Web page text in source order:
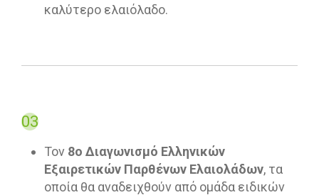
καλύτερο ελαιόλαδο.
03
Τον 8ο Διαγωνισμό Ελληνικών
Εξαιρετικών Παρθένων Ελαιολάδων, τα
οποία θα αναδειχθούν από ομάδα ειδικών